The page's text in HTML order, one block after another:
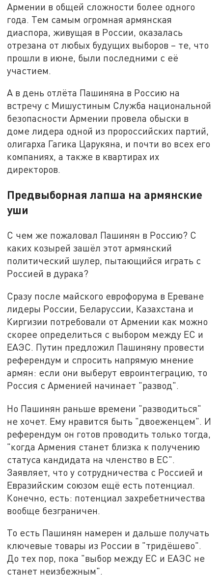
Армении в общей сложности более одного
года. Тем самым огромная армянская
диаспора, живущая в России, оказалась
отрезана от любых будущих выборов – те, что
прошли в июне, были последними с её
участием.
А в день отлёта Пашиняна в Россию на
встречу с Мишустиным Служба национальной
безопасности Армении провела обыски в
доме лидера одной из пророссийских партий,
олигарха Гагика Царукяна, и почти во всех его
компаниях, а также в квартирах их
директоров.
Предвыборная лапша на армянские
уши
С чем же пожаловал Пашинян в Россию? С
каких козырей зашёл этот армянский
политический шулер, пытающийся играть с
Россией в дурака?
Сразу после майского еврофорума в Ереване
лидеры России, Беларуссии, Казахстана и
Киргизии потребовали от Армении как можно
скорее определиться с выбором между ЕС и
ЕАЭС. Путин предложил Пашиняну провести
референдум и спросить напрямую мнение
армян: если они выберут евроинтеграцию, то
Россия с Арменией начинает "развод".
Но Пашинян раньше времени "разводиться"
не хочет. Ему нравится быть "двоеженцем". И
референдум он готов проводить только тогда,
"когда Армения станет близка к получению
статуса кандидата на членство в ЕС".
Заявляет, что у сотрудничества с Россией и
Евразийским союзом ещё есть потенциал.
Конечно, есть: потенциал захребетничества
вообще безграничен.
То есть Пашинян намерен и дальше получать
ключевые товары из России в "тридёшево".
До тех пор, пока "выбор между ЕС и ЕАЭС не
станет неизбежным".